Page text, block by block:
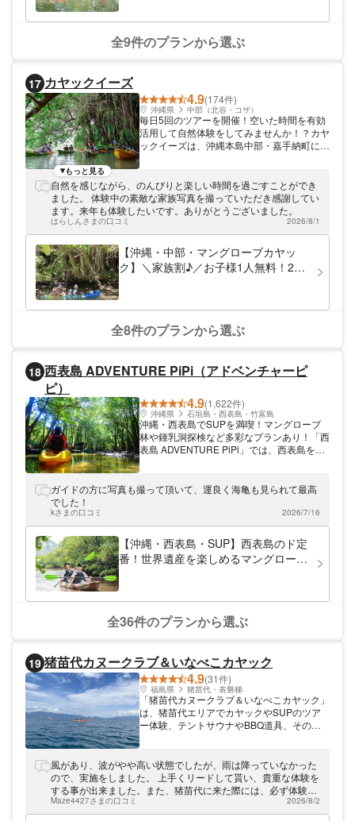
16:00）
全9件のプランから選ぶ
17 カヤックイーズ
4.9(174件)
沖縄県 中部（北谷・コザ）
毎日5回のツアーを開催！空いた時間を有効
活用して自然体験をしてみませんか！？カヤ
ックイーズは、沖縄本島中部・嘉手納町にあ
自然体験を満喫しましょう。 たくさんのお
客様に喜ばれています 当社はお客様から
「お兄さんの説明で安心して楽しむことがで
きました！」「東京ではできない貴重な体験
ができました！」といったご感想をいただい
ております。沖縄の自然にふれあい、安全に
楽しんでいただけるよう、シチュエーション
に合わせた最高の体験をプレゼントいたしま
ので、ご旅行のスケジュールに合わせてツア
ー時間をお選びいただけます。パートナーと
息を合わせてカヤックを漕ぎ進め、その日そ
もっと見る
自然を感じながら、のんびりと楽しい時間を過ごすことができ
ました。 体験中の素敵な家族写真を撮っていただき感謝してい
ます。来年も体験したいです。ありがとうございました。
はらしんさまの口コミ 2026/8/1
【沖縄・中部・マングローブカヤッ
ク】＼家族割♪／お子様1人無料！2人
ヤック
全8件のプランから選ぶ
18 西表島 ADVENTURE PiPi（アドベンチャーピ
ピ）
4.9(1,622件)
沖縄県 石垣島・西表島・竹富島
沖縄・西表島でSUPを満喫！マングローブ
林や鍾乳洞探検など多彩なプランあり！「西
表島 ADVENTURE PiPi」では、西表島をホ
SUPツアーでは、マングローブ林や鍾乳洞
ツがあります。また、サンゴ礁でできた幻の
島「バラス島」で楽しむシュノーケルツアー
やナイトツアー、釣り体験もご用意していま
す。疲れない・お手軽をモットーに、分かり
やすいレクチャーを心がけているので、初心
ポン券使えます
ガイドの方に写真も撮って頂いて、運良く海亀も見られて最高
でした！
kさまの口コミ 2026/7/16
【沖縄・西表島・SUP】西表島のド定
番！世界遺産を楽しめるマングローブ
全36件のプランから選ぶ
19 猪苗代カヌークラブ＆いなべこカヤック
4.9(31件)
福島県 猪苗代・表磐梯
「猪苗代カヌークラブ＆いなべこカヤック」
は、猪苗代エリアでカヤックやSUPのツア
ー体験、テントサウナやBBQ道具、その他
まれながらまったりとお楽しみいただけま
す。裏磐梯や会津若松市、観光地や温泉地も
近く、数日たっぷり楽しんでいただける場所
にあります。福島県にお越しの際は、ぜひ遊
びにいらしてください。
風があり、波がやや高い状態でしたが、雨は降っていなかった
ので、実施をしました。 上手くリードして貰い、貴重な体験を
する事が出来ました。また、猪苗代に来た際には、必ず体験し
たいと思います。ありがとうございました。
Maze4427さまの口コミ 2026/8/2